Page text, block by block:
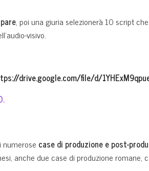
, poi una giuria selezionerà 10 script
visivo.
drive.google.com/file/d/
numerose case di produzione e post-
anche due case di produzione